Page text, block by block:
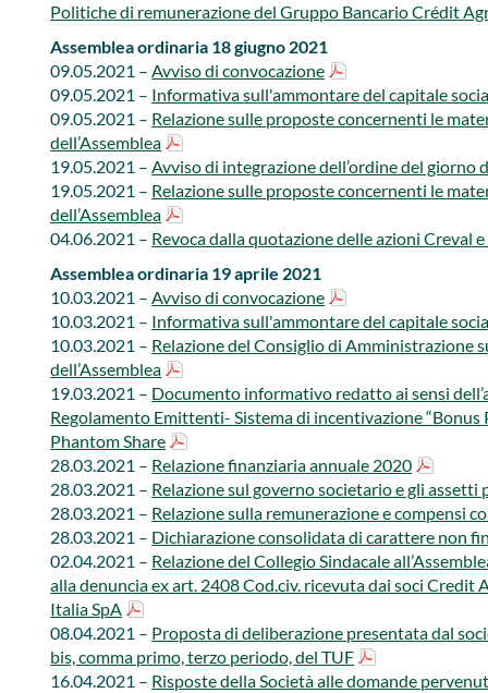
Politiche di remunerazione del Gruppo Bancario Crédit
Assemblea ordinaria 18 giugno 2021​​
09.05.2021 –Avviso di convocazione
09.05.2021 – Informativa sull'ammontare del capitale
09.05.2021 – Relazione sulle proposte concernenti le
dell’Assemblea
19.05.2021 –Avviso di integrazione dell’ordine del giorno
19.05.2021 –​​​ Relazione sulle proposte concernenti le
dell’Assemblea
04.06.2021 –​​ Revoca dalla quotazione delle azioni Creval
Assemblea ordinaria 19 aprile 2021​​​​
10.03.2021 –Avviso di convocazione
10.03.2021 – ​ Informativa sull'ammontare del capitale
10.03.2021 – Relazione del Consiglio di Amministrazione
dell’Assemblea
19.03.2021 – Documento informativo redatto ai sensi
Regolamento Emittenti- Sistema di incentivazione “Bonus
Phantom Share
28.03.2021 – Relazione finanziaria annuale 2020
28.03.2021 – Relazione sul governo societario e gli
28.03.2021 – Relazione sulla remunerazione e compensi
28.03.2021 –​ ​ Dichiarazione consolidata di carattere non
02.04.2021 –​ Relazione del Collegio Sindacale
alla denuncia ex art. 2408 Cod.civ. ricevuta dai soci Credit
Italia SpA
08.04.2021 –​​ Proposta di deliberazione presentata dal
bis, comma primo, terzo periodo, del TUF
16.04.2021 –​ Risposte della Società alle domande